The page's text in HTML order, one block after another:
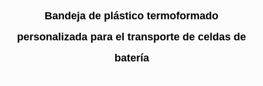
Bandeja de plástico termoformado
personalizada para el transporte de celdas de
batería